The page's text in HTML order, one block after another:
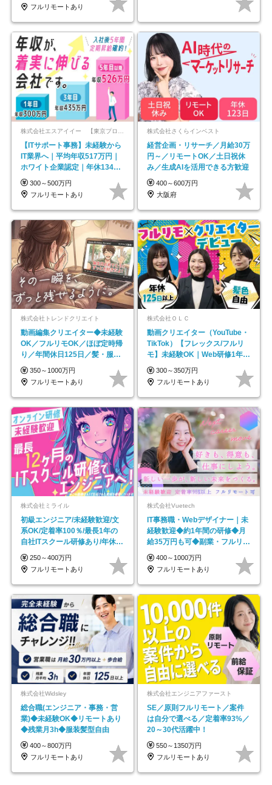
フルリモートあり
【ITサポート事務】未経験から
IT業界へ｜平均年収517万円｜
ホワイト企業認定｜年休134日
｜リモートOK
300～500万円
フルリモートあり
株式会社さくらインベスト
経営企画・リサーチ／月給30万
円～／リモートOK／土日祝休
み／生成AIを活用できる方歓迎
400～600万円
大阪府
株式会社トレンドクリエイト
動画編集クリエイター◆未経験
OK／フルリモOK／ほぼ定時帰
り／年間休日125日／髪・服・
ネイル自由／副業OK
350～1000万円
フルリモートあり
株式会社ＯＬＣ
動画クリエイター（YouTube・
TikTok）【フレックス/フルリ
モ】未経験OK｜Web研修1年間
｜副業OK
300～350万円
フルリモートあり
株式会社ミライル
初級エンジニア/未経験歓迎/文
系OK/定着率100％/最長1年の
自社ITスクール研修あり/年休
130日
250～400万円
フルリモートあり
株式会社Vuetech
IT事務職・Webデザイナー｜未
経験歓迎◆約1年間の研修◆月
給35万円も可◆副業・フルリモ
ート可◆年休126日
400～1000万円
フルリモートあり
株式会社Widsley
総合職(エンジニア・事務・営
業)◆未経験OK◆リモートあり
◆残業月3h◆服装髪型自由
400～800万円
フルリモートあり
株式会社エンジニアファースト
SE／原則フルリモート／案件
は自分で選べる／定着率93%／
20～30代活躍中！
550～1350万円
フルリモートあり